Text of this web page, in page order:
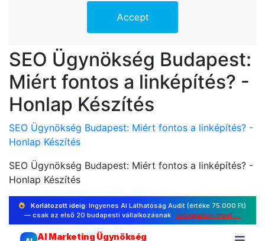
SEO Ügynökség Budapest:
Miért fontos a linképítés? -
Honlap Készítés
SEO Ügynökség Budapest: Miért fontos a linképítés? -
Honlap Készítés
SEO Ügynökség Budapest: Miért fontos a linképítés? -
Honlap Készítés